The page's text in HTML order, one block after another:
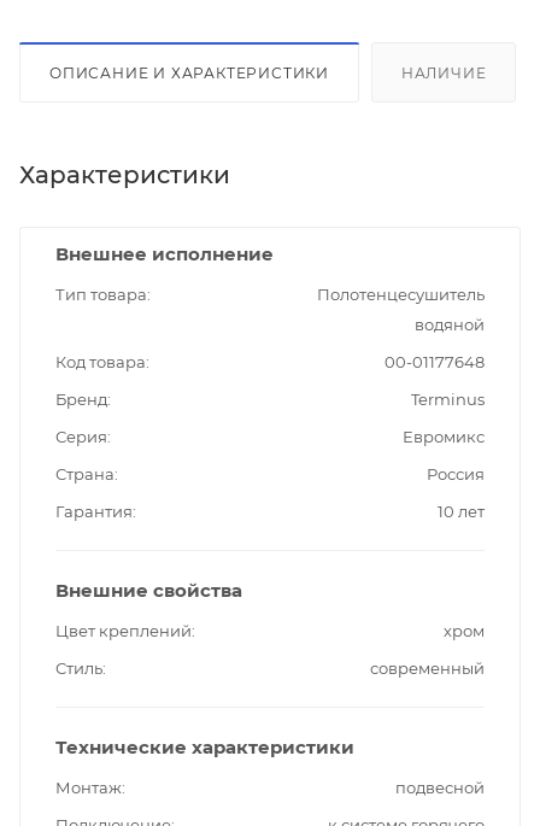
ОПИСАНИЕ И ХАРАКТЕРИСТИКИ НАЛИЧИЕ
Характеристики
Внешнее исполнение
Тип товара
Полотенцесушитель
водяной
Код товара
00-01177648
Бренд
Terminus
Серия
Евромикс
Страна
Россия
Гарантия
10 лет
Внешние свойства
Цвет креплений
хром
Стиль
современный
Технические характеристики
Монтаж
подвесной